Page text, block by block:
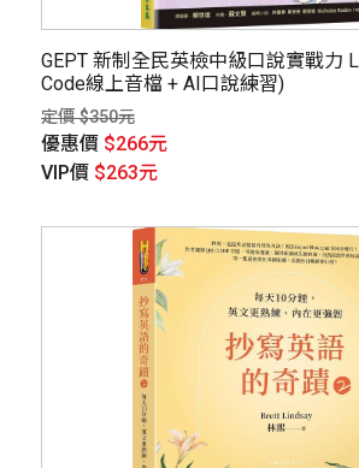
GEPT 新制全民英檢中級口說實戰力
Code線上音檔 + AI口說練習)
定價 $350元
優惠價 $266元
VIP價 $263元